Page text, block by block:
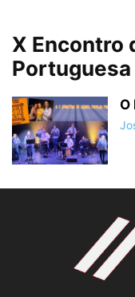
X Encontro
Portuguesa
O